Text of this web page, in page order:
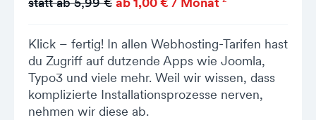
Klick – fertig! In allen Webhosting-Tarifen hast
du Zugriff auf dutzende Apps wie Joomla,
Typo3 und viele mehr. Weil wir wissen, dass
komplizierte Installationsprozesse nerven,
nehmen wir diese ab.